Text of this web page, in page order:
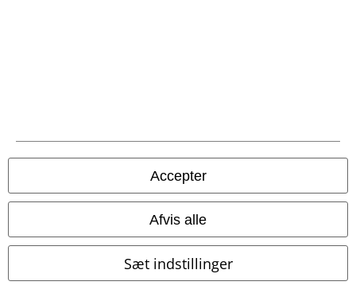
Accepter
Afvis alle
Sæt indstillinger
og fordelene!
A Warner Music Group Company